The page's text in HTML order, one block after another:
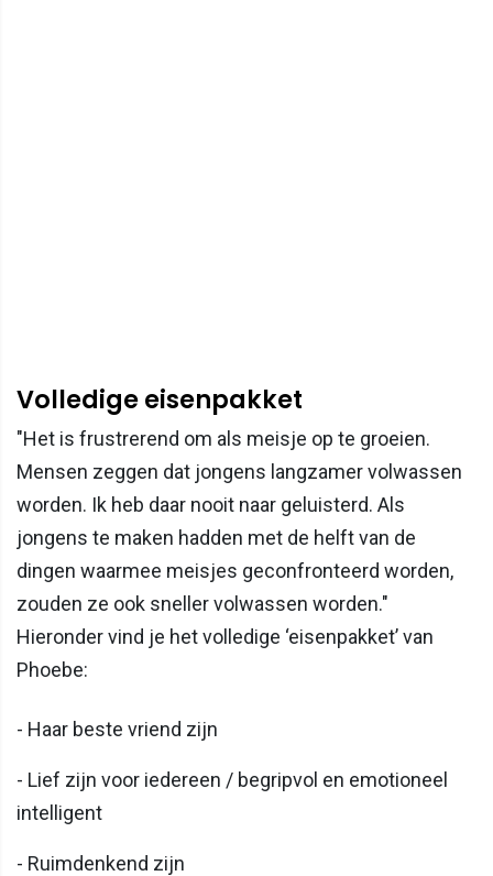
Volledige eisenpakket
"Het is frustrerend om als meisje op te groeien.
Mensen zeggen dat jongens langzamer volwassen
worden. Ik heb daar nooit naar geluisterd. Als
jongens te maken hadden met de helft van de
dingen waarmee meisjes geconfronteerd worden,
zouden ze ook sneller volwassen worden."
Hieronder vind je het volledige ‘eisenpakket’ van
Phoebe:
- Haar beste vriend zijn
- Lief zijn voor iedereen / begripvol en emotioneel
intelligent
- Ruimdenkend zijn